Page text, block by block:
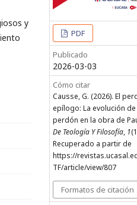
y
PDF
Publicado
2026-03-03
Cómo citar
Causse, G. (2026). El
epílogo: La evolución
perdón en la obra de
De Teología Y Filosofía, 1
Recuperado a partir de
https://
TF/article/view/807
Formatos de citación